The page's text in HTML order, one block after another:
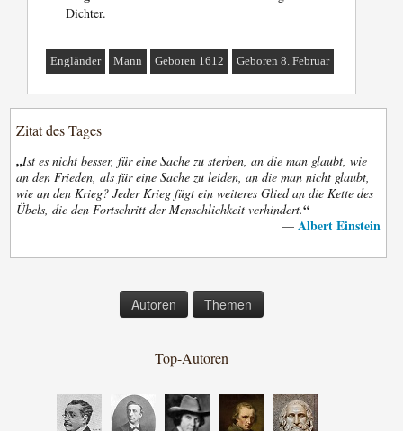
Dichter.
Engländer Mann Geboren 1612 Geboren 8. Februar
Zitat des Tages
„Ist es nicht besser, für eine Sache zu sterben, an die man glaubt, wie
an den Frieden, als für eine Sache zu leiden, an die man nicht glaubt,
wie an den Krieg? Jeder Krieg fügt ein weiteres Glied an die Kette des
Übels, die den Fortschritt der Menschlichkeit verhindert.“
— Albert Einstein
Autoren Themen
Top-Autoren